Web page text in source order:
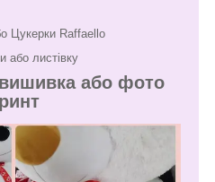
Цукерки Raffaello
або листівку
або фото